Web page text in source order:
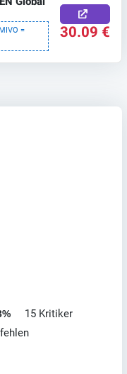
=
30.09 €
15 Kritiker